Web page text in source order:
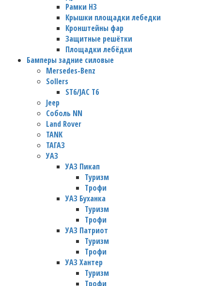
Рамки НЗ
Крышки площадки лебедки
Кронштейны фар
Защитные решётки
Площадки лебёдки
Бамперы задние силовые
Mersedes-Benz
Sollers
ST6/JAC T6
Jeep
Соболь NN
Land Rover
TANK
ТАГАЗ
УАЗ
УАЗ Пикап
Туризм
Трофи
УАЗ Буханка
Туризм
Трофи
УАЗ Патриот
Туризм
Трофи
УАЗ Хантер
Туризм
Трофи